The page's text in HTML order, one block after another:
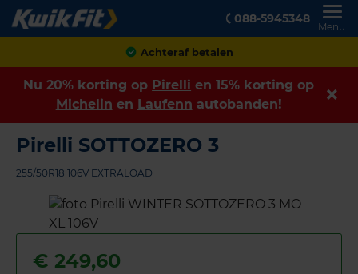
088-5945348
Menu
Klanten geven ons een
Nu 20% korting op Pirelli en 15% korting op
Michelin en Laufenn autobanden!
Pirelli SOTTOZERO 3
255/50R18 106V EXTRALOAD
€ 249,60